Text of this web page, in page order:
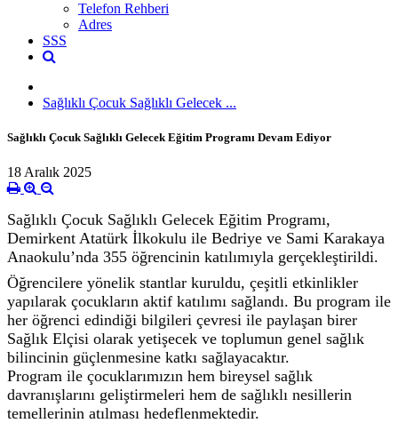
Telefon Rehberi
Adres
SSS
Sağlıklı Çocuk Sağlıklı Gelecek ...
Sağlıklı Çocuk Sağlıklı Gelecek Eğitim Programı Devam Ediyor
18 Aralık 2025
Sağlıklı Çocuk Sağlıklı Gelecek Eğitim Programı,
Demirkent Atatürk İlkokulu ile Bedriye ve Sami Karakaya
Anaokulu’nda 355 öğrencinin katılımıyla gerçekleştirildi.
Öğrencilere yönelik stantlar kuruldu, çeşitli etkinlikler
yapılarak çocukların aktif katılımı sağlandı. Bu program ile
her öğrenci edindiği bilgileri çevresi ile paylaşan birer
Sağlık Elçisi olarak yetişecek ve toplumun genel sağlık
bilincinin güçlenmesine katkı sağlayacaktır.
Program ile çocuklarımızın hem bireysel sağlık
davranışlarını geliştirmeleri hem de sağlıklı nesillerin
temellerinin atılması hedeflenmektedir.